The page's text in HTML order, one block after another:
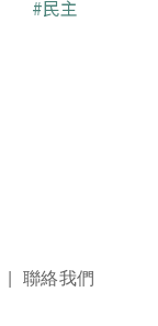
民主
聯絡我們